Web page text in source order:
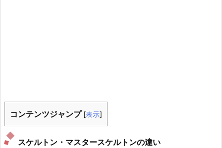
コンテンツジャンプ [表示]
スケルトン・マスタースケルトンの違い